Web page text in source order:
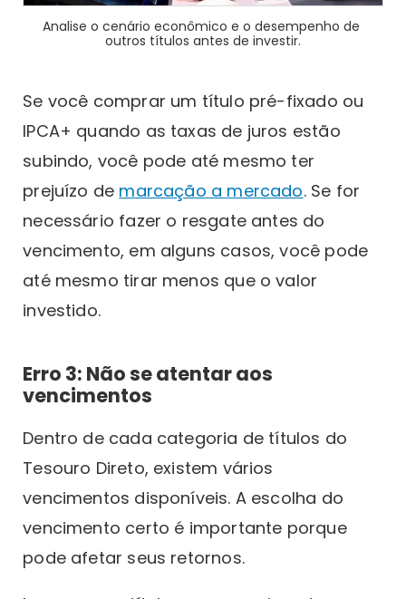
Analise o cenário econômico e o desempenho de
outros títulos antes de investir.
Se você comprar um título pré-fixado ou
IPCA+ quando as taxas de juros estão
subindo, você pode até mesmo ter
prejuízo de marcação a mercado. Se for
necessário fazer o resgate antes do
vencimento, em alguns casos, você pode
até mesmo tirar menos que o valor
investido.
Erro 3: Não se atentar aos
vencimentos
Dentro de cada categoria de títulos do
Tesouro Direto, existem vários
vencimentos disponíveis. A escolha do
vencimento certo é importante porque
pode afetar seus retornos.